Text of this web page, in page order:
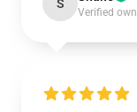
S
Verified